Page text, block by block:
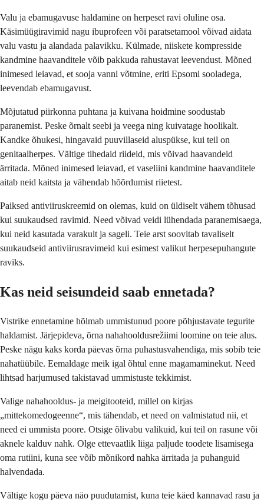
Valu ja ebamugavuse haldamine on herpeset ravi oluline osa.
Käsimüügiravimid nagu ibuprofeen või paratsetamool võivad aidata
valu vastu ja alandada palavikku. Külmade, niiskete kompresside
kandmine haavanditele võib pakkuda rahustavat leevendust. Mõned
inimesed leiavad, et sooja vanni võtmine, eriti Epsomi sooladega,
leevendab ebamugavust.
Mõjutatud piirkonna puhtana ja kuivana hoidmine soodustab
paranemist. Peske õrnalt seebi ja veega ning kuivatage hoolikalt.
Kandke õhukesi, hingavaid puuvillaseid aluspükse, kui teil on
genitaalherpes. Vältige tihedaid riideid, mis võivad haavandeid
ärritada. Mõned inimesed leiavad, et vaseliini kandmine haavanditele
aitab neid kaitsta ja vähendab hõõrdumist riietest.
Paiksed antiviiruskreemid on olemas, kuid on üldiselt vähem tõhusad
kui suukaudsed ravimid. Need võivad veidi lühendada paranemisaega,
kui neid kasutada varakult ja sageli. Teie arst soovitab tavaliselt
suukaudseid antiviirusravimeid kui esimest valikut herpesepuhangute
raviks.
Kas neid seisundeid saab ennetada?
Vistrike ennetamine hõlmab ummistunud poore põhjustavate tegurite
haldamist. Järjepideva, õrna nahahooldusrežiimi loomine on teie alus.
Peske nägu kaks korda päevas õrna puhastusvahendiga, mis sobib teie
nahatüübile. Eemaldage meik igal õhtul enne magamaminekut. Need
lihtsad harjumused takistavad ummistuste tekkimist.
Valige nahahooldus- ja meigitooteid, millel on kirjas
„mittekomedogeenne“, mis tähendab, et need on valmistatud nii, et
need ei ummista poore. Otsige õlivabu valikuid, kui teil on rasune või
aknele kalduv nahk. Olge ettevaatlik liiga paljude toodete lisamisega
oma rutiini, kuna see võib mõnikord nahka ärritada ja puhanguid
halvendada.
Vältige kogu päeva näo puudutamist, kuna teie käed kannavad rasu ja